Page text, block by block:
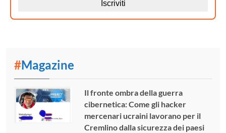
#Magazine
Il fronte ombra della guerra
cibernetica: Come gli hacker
mercenari ucraini lavorano per il
Cremlino dalla sicurezza dei paesi